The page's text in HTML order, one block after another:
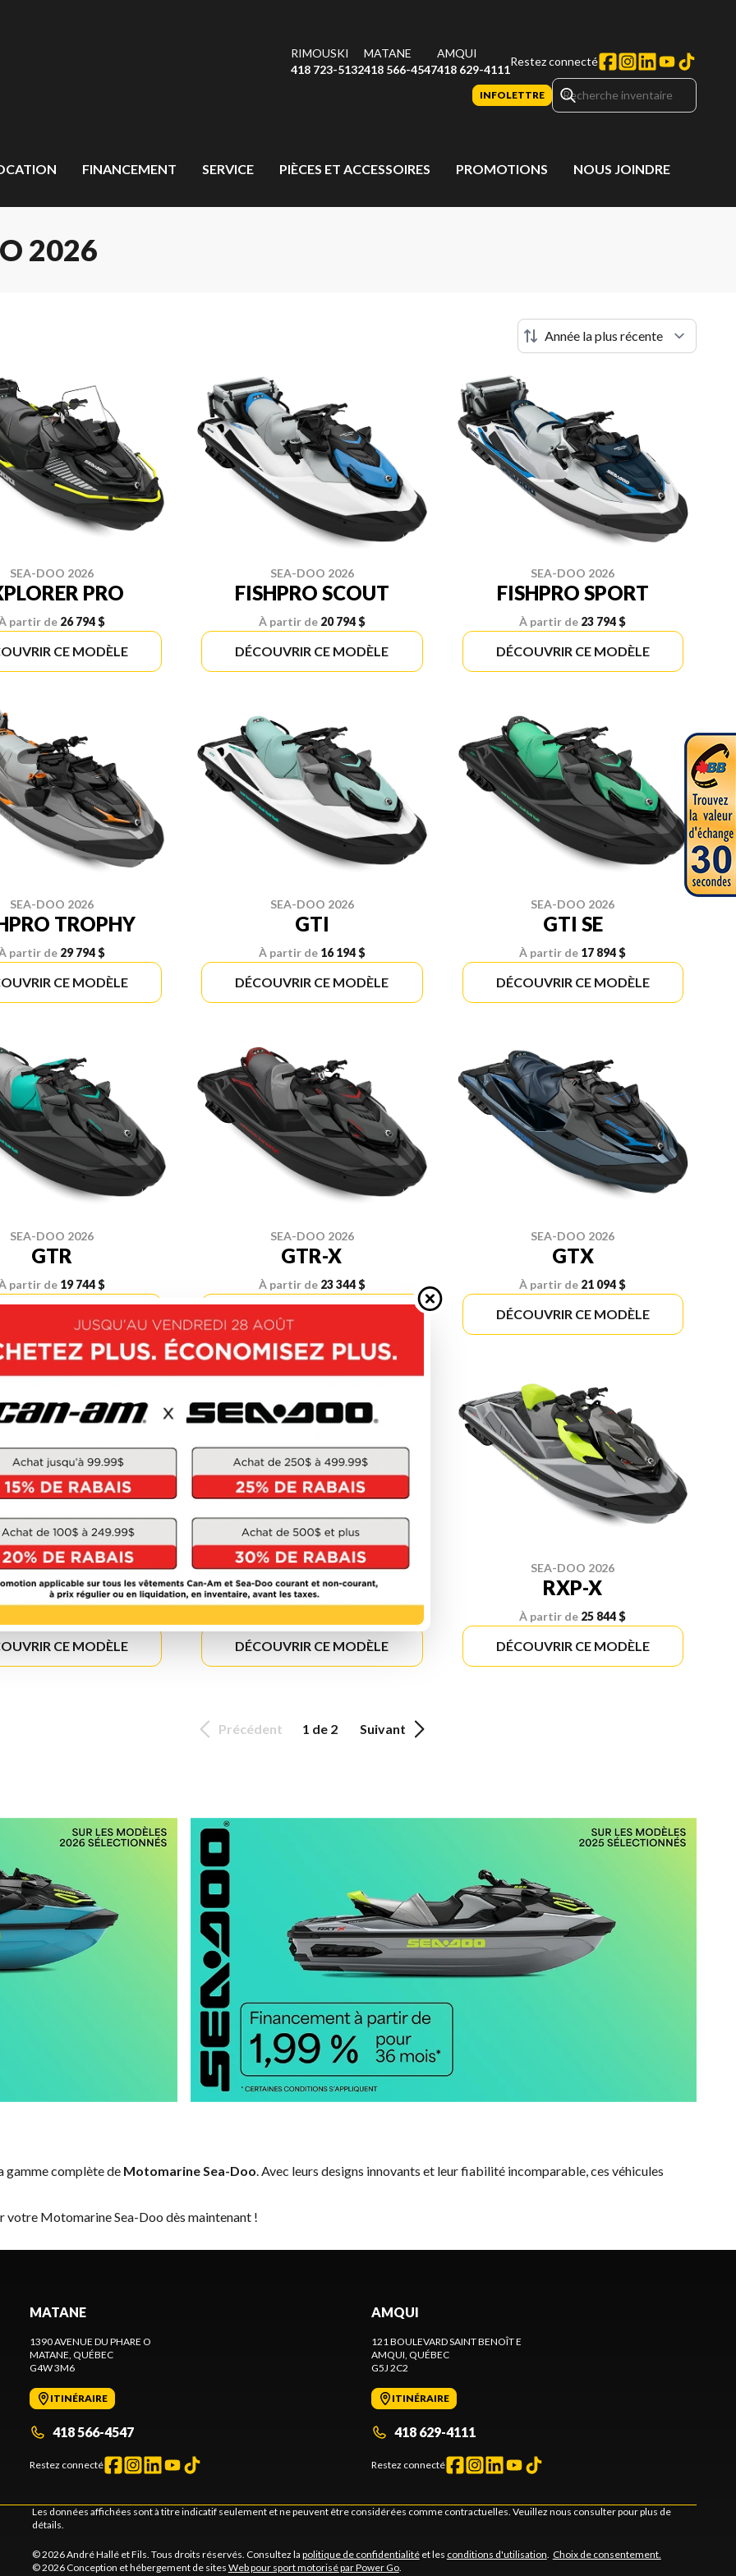
RIMOUSKI
418 723-5132
MATANE
418 566-4547
AMQUI
418 629-4111
Restez connecté
INFOLETTRE
FINANCEMENT SERVICE PIÈCES ET ACCESSOIRES PROMOTIONS NOUS JOINDRE
2026
SEA-DOO 2026
PRO
partir de 26 794 $
CE MODÈLE
SEA-DOO 2026
FISHPRO SCOUT
À partir de 20 794 $
DÉCOUVRIR CE MODÈLE
SEA-DOO 2026
FISHPRO SPORT
À partir de 23 794 $
DÉCOUVRIR CE MODÈLE
SEA-DOO 2026
TROPHY
partir de 29 794 $
CE MODÈLE
SEA-DOO 2026
GTI
À partir de 16 194 $
DÉCOUVRIR CE MODÈLE
SEA-DOO 2026
GTI SE
À partir de 17 894 $
DÉCOUVRIR CE MODÈLE
SEA-DOO 2026
GTR
partir de 19 744 $
SEA-DOO 2026
GTR-X
À partir de 23 344 $
DÉCOUVRIR CE MODÈLE
SEA-DOO 2026
GTX
À partir de 21 094 $
DÉCOUVRIR CE MODÈLE
SEA-DOO 2026
GTX
CE MODÈLE
SEA-DOO 2026
GTX LIMITED
DÉCOUVRIR CE MODÈLE
SEA-DOO 2026
RXP-X
À partir de 25 844 $
DÉCOUVRIR CE MODÈLE
Précédent 1 de 2 Suivant
gamme complète de Motomarine Sea-Doo. Avec leurs designs innovants et leur fiabilité incomparable, ces véhicules
votre Motomarine Sea-Doo dès maintenant !
MATANE
1390 AVENUE DU PHARE O
MATANE, QUÉBEC
G4W 3M6
ITINÉRAIRE
418 566-4547
Restez connecté
AMQUI
121 BOULEVARD SAINT BENOÎT E
AMQUI, QUÉBEC
G5J 2C2
ITINÉRAIRE
418 629-4111
Restez connecté
Les données affichées sont à titre indicatif seulement et ne peuvent être considérées comme contractuelles. Veuillez nous consulter pour plus de
détails.
© 2026 André Hallé et Fils. Tous droits réservés. Consultez la politique de confidentialitéet les conditions d'utilisation. Choix de consentement.
© 2026 Conception et hébergement de sites Web pour sport motorisé par Power Go.